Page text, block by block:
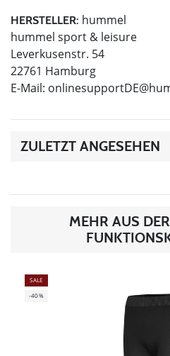
HERSTELLER: hummel
hummel sport & leisure
Leverkusenstr. 54
22761 Hamburg
E-Mail:
ZULETZT ANGESEHEN
MEHR AUS
SALE
-40%